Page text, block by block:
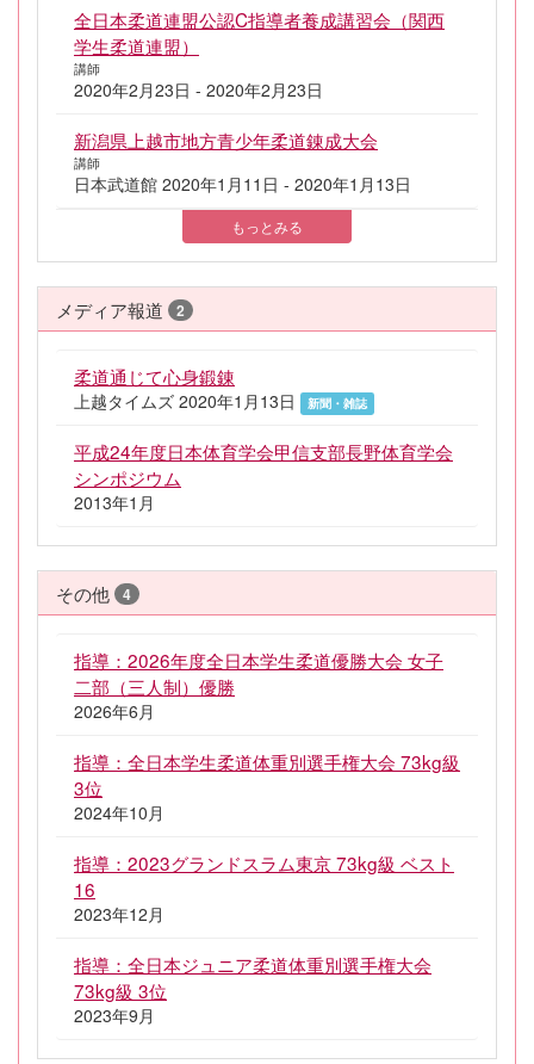
全日本柔道連盟公認C指導者養成講習会（関西
学生柔道連盟）
講師
2020年2月23日 - 2020年2月23日
新潟県上越市地方青少年柔道錬成大会
講師
日本武道館 2020年1月11日 - 2020年1月13日
もっとみる
メディア報道 2
柔道通じて心身鍛錬
上越タイムズ 2020年1月13日 新聞・雑誌
平成24年度日本体育学会甲信支部長野体育学会
シンポジウム
2013年1月
その他 4
指導：2026年度全日本学生柔道優勝大会 女子
二部（三人制）優勝
2026年6月
指導：全日本学生柔道体重別選手権大会 73kg級
3位
2024年10月
指導：2023グランドスラム東京 73kg級 ベスト
16
2023年12月
指導：全日本ジュニア柔道体重別選手権大会
73kg級 3位
2023年9月